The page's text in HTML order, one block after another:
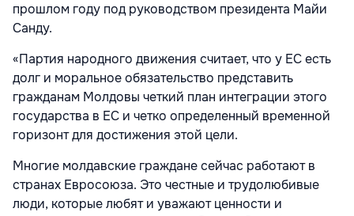
прошлом году под руководством президента Майи
Санду.
«Партия народного движения считает, что у ЕС есть
долг и моральное обязательство представить
гражданам Молдовы четкий план интеграции этого
государства в ЕС и четко определенный временной
горизонт для достижения этой цели.
Многие молдавские граждане сейчас работают в
странах Евросоюза. Это честные и трудолюбивые
люди, которые любят и уважают ценности и